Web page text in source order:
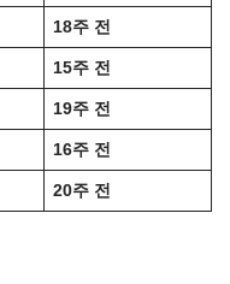
18주 전
15주 전
19주 전
16주 전
20주 전